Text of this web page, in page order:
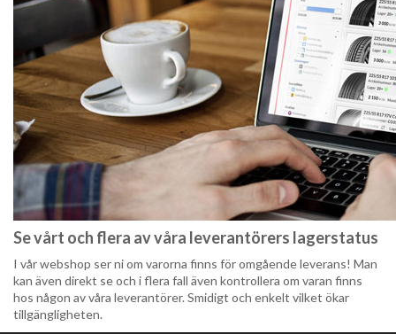
Se vårt och flera av våra leverantörers lagerstatus
I vår webshop ser ni om varorna finns för omgående leverans! Man
kan även direkt se och i flera fall även kontrollera om varan finns
hos någon av våra leverantörer. Smidigt och enkelt vilket ökar
tillgängligheten.